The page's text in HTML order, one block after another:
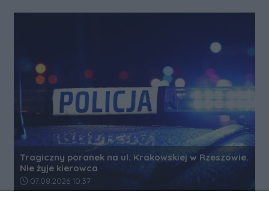
Tragiczny poranek na ul. Krakowskiej w Rzeszowie.
Nie żyje kierowca
Data dodania artykułu:
07.08.2026 10:37